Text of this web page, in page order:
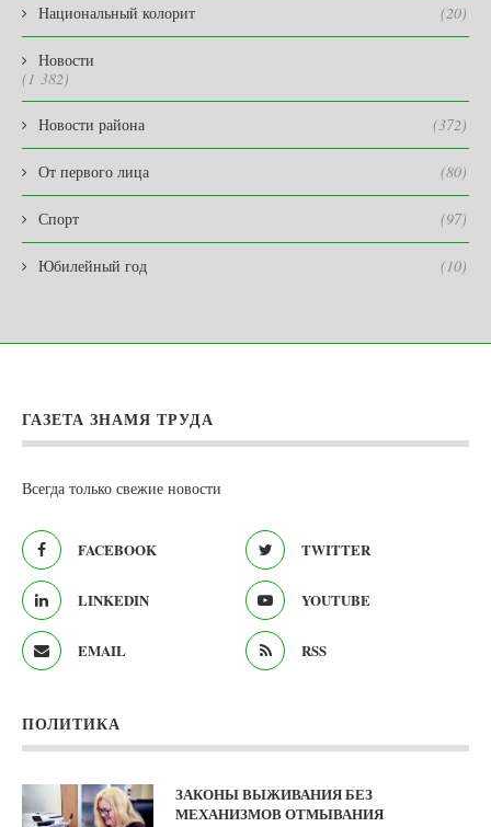
Национальный колорит (20)
Новости
(1 382)
Новости района (372)
От первого лица (80)
Спорт (97)
Юбилейный год (10)
ГАЗЕТА ЗНАМЯ ТРУДА
Всегда только свежие новости
FACEBOOK TWITTER
LINKEDIN YOUTUBE
EMAIL RSS
ПОЛИТИКА
ЗАКОНЫ ВЫЖИВАНИЯ БЕЗ
МЕХАНИЗМОВ ОТМЫВАНИЯ